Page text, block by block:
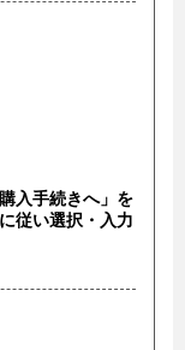
入手続きへ」を
従い選択・入力